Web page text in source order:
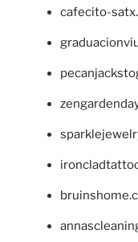
cafecito-